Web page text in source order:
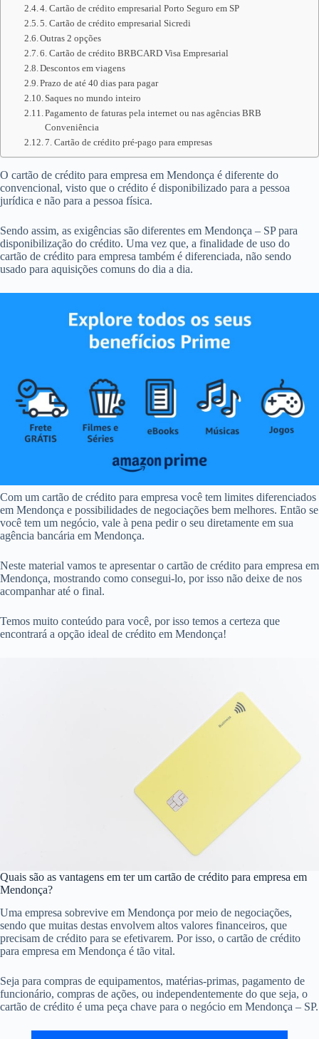
4. Cartão de crédito empresarial Porto Seguro em SP
5. Cartão de crédito empresarial Sicredi
Outras 2 opções
6. Cartão de crédito BRBCARD Visa Empresarial
Descontos em viagens
Prazo de até 40 dias para pagar
Saques no mundo inteiro
Pagamento de faturas pela internet ou nas agências BRB
Conveniência
7. Cartão de crédito pré-pago para empresas
O cartão de crédito para empresa em Mendonça é diferente do
convencional, visto que o crédito é disponibilizado para a pessoa
jurídica e não para a pessoa física.
Sendo assim, as exigências são diferentes em Mendonça – SP para
disponibilização do crédito. Uma vez que, a finalidade de uso do
cartão de crédito para empresa também é diferenciada, não sendo
usado para aquisições comuns do dia a dia.
Com um cartão de crédito para empresa você tem limites diferenciados
em Mendonça e possibilidades de negociações bem melhores. Então se
você tem um negócio, vale à pena pedir o seu diretamente em sua
agência bancária em Mendonça.
Neste material vamos te apresentar o cartão de crédito para empresa em
Mendonça, mostrando como consegui-lo, por isso não deixe de nos
acompanhar até o final.
Temos muito conteúdo para você, por isso temos a certeza que
encontrará a opção ideal de crédito em Mendonça!
Quais são as vantagens em ter um cartão de crédito para empresa em
Mendonça?
Uma empresa sobrevive em Mendonça por meio de negociações,
sendo que muitas destas envolvem altos valores financeiros, que
precisam de crédito para se efetivarem. Por isso, o cartão de crédito
para empresa em Mendonça é tão vital.
Seja para compras de equipamentos, matérias-primas, pagamento de
funcionário, compras de ações, ou independentemente do que seja, o
cartão de crédito é uma peça chave para o negócio em Mendonça – SP.